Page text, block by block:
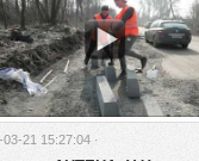
21 15:27:04 ·